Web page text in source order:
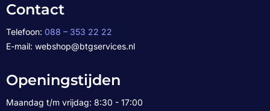
Contact
Telefoon: 088 – 353 22 22
E-mail: webshop@btgservices.nl
Openingstijden
Maandag t/m vrijdag: 8:30 - 17:00